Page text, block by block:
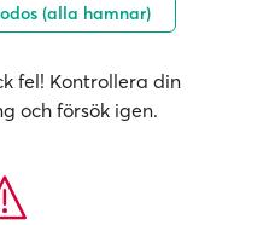
(alla hamnar)
fel! Kontrollera din
och försök igen.